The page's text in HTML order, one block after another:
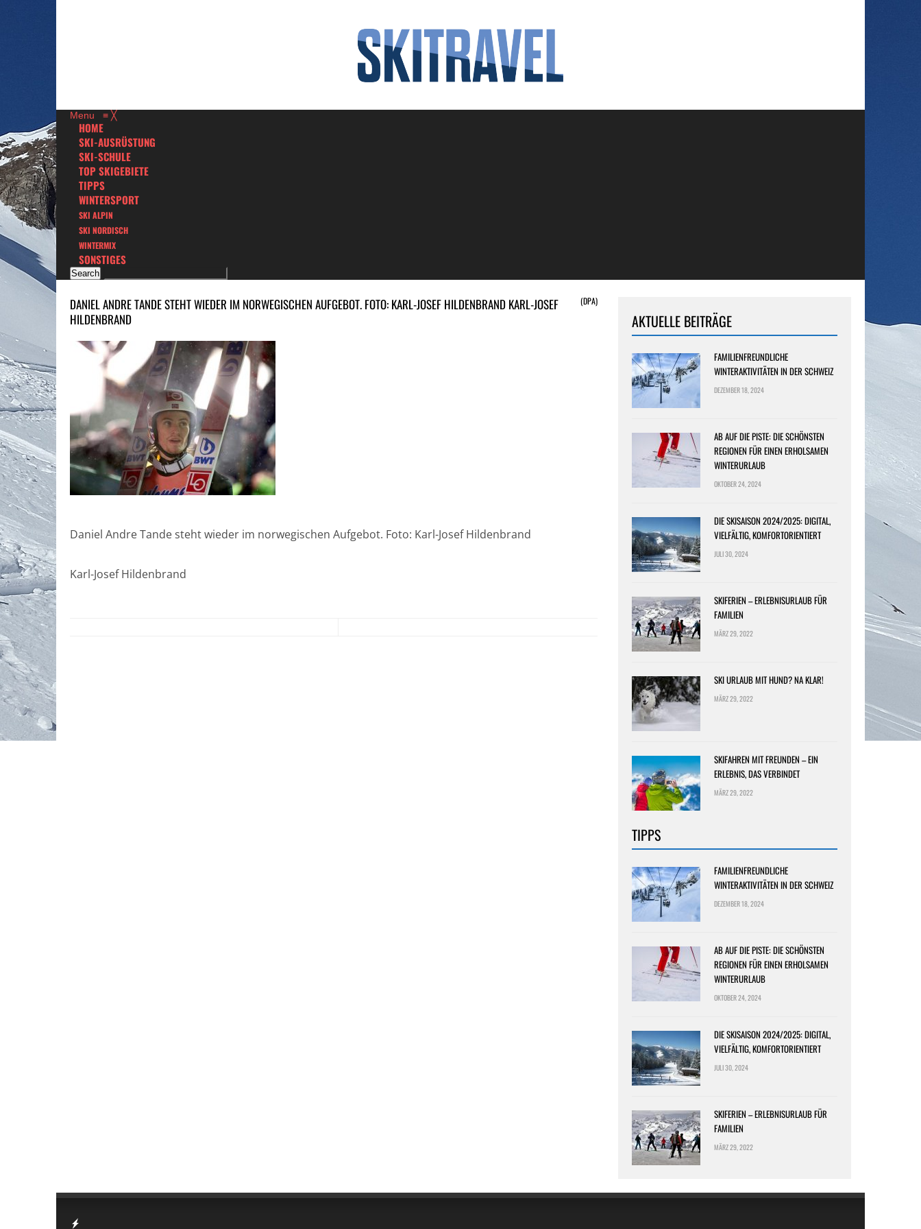
Menu ≡ ╳
HOME
SKI-AUSRÜSTUNG
SKI-SCHULE
TOP SKIGEBIETE
TIPPS
WINTERSPORT
SKI ALPIN
SKI NORDISCH
WINTERMIX
SONSTIGES
DANIEL ANDRE TANDE STEHT WIEDER IM NORWEGISCHEN AUFGEBOT. FOTO: KARL-JOSEF HILDENBRAND KARL-JOSEF
HILDENBRAND
(DPA)
Daniel Andre Tande steht wieder im norwegischen Aufgebot. Foto: Karl-Josef Hildenbrand
Karl-Josef Hildenbrand
AKTUELLE BEITRÄGE
FAMILIENFREUNDLICHE
WINTERAKTIVITÄTEN IN DER SCHWEIZ
DEZEMBER 18, 2024
AB AUF DIE PISTE: DIE SCHÖNSTEN
REGIONEN FÜR EINEN ERHOLSAMEN
WINTERURLAUB
OKTOBER 24, 2024
DIE SKISAISON 2024/2025: DIGITAL,
VIELFÄLTIG, KOMFORTORIENTIERT
JULI 30, 2024
SKIFERIEN – ERLEBNISURLAUB FÜR
FAMILIEN
MÄRZ 29, 2022
SKI URLAUB MIT HUND? NA KLAR!
MÄRZ 29, 2022
SKIFAHREN MIT FREUNDEN – EIN
ERLEBNIS, DAS VERBINDET
MÄRZ 29, 2022
TIPPS
FAMILIENFREUNDLICHE
WINTERAKTIVITÄTEN IN DER SCHWEIZ
DEZEMBER 18, 2024
AB AUF DIE PISTE: DIE SCHÖNSTEN
REGIONEN FÜR EINEN ERHOLSAMEN
WINTERURLAUB
OKTOBER 24, 2024
DIE SKISAISON 2024/2025: DIGITAL,
VIELFÄLTIG, KOMFORTORIENTIERT
JULI 30, 2024
SKIFERIEN – ERLEBNISURLAUB FÜR
FAMILIEN
MÄRZ 29, 2022